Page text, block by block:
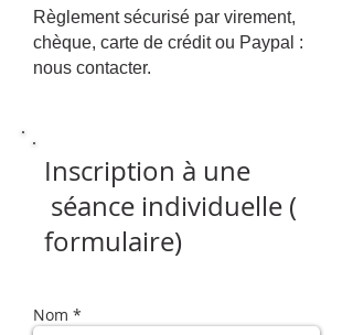
Règlement sécurisé par virement,
chèque, carte de crédit ou Paypal :
nous contacter.
Inscription à une
séance individuelle (
formulaire)
Nom *